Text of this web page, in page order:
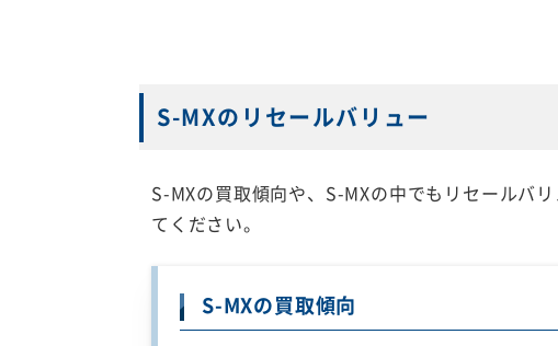
S-MXのリセールバリュー
S-MXの買取傾向や、S-MXの中でもリセールバ
てください。
S-MXの買取傾向